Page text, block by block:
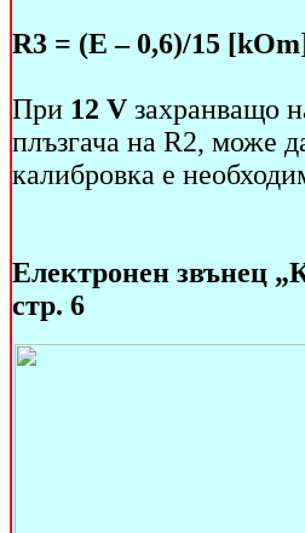
R3 = (E – 0,6)/15
При 12 V захранващо
плъзгача на R2, може
калибровка е
Електронен звънец
стр. 6